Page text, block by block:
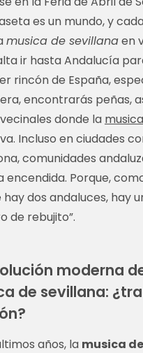
es un mundo, y
musica de sevillanaen
ir hasta Andalucía
rincón de España,
encontrarás peñas,
donde la
Incluso en ciudades
comunidades
encendida. Porque,
hay dos andaluces, hay
de rebujito”.
moderna
de sevillana:
años, la musica